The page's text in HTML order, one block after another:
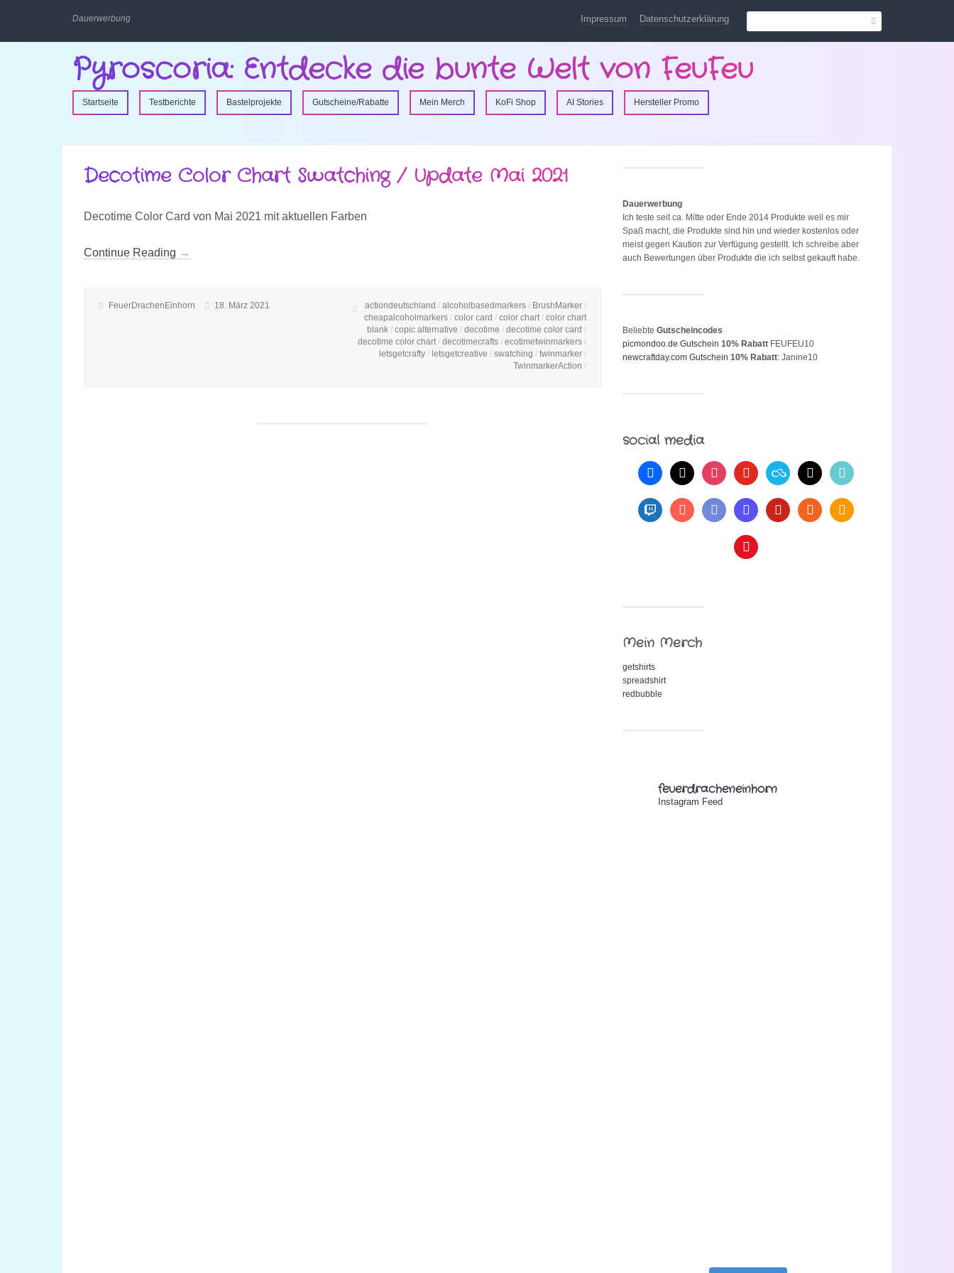
Dauerwerbung Impressum Datenschutzerklärung
Pyroscoria: Entdecke die bunte Welt von FeuFeu
Startseite Testberichte Bastelprojekte Gutscheine/Rabatte Mein Merch KoFi Shop AI Stories Hersteller Promo
Decotime Color Chart Swatching / Update Mai 2021
Decotime Color Card von Mai 2021 mit aktuellen Farben
Continue Reading →
FeuerDrachenEinhorn 18. März 2021 actiondeutschland / alcoholbasedmarkers / BrushMarker /
cheapalcoholmarkers / color card / color chart / color chart
blank / copic alternative / decotime / decotime color card /
decotime color chart / decotimecrafts / ecotimetwinmarkers /
letsgetcrafty / letsgetcreative / swatching / twinmarker /
TwinmarkerAction /
Dauerwerbung
Ich teste seit ca. Mitte oder Ende 2014 Produkte weil es mir
Spaß macht, die Produkte sind hin und wieder kostenlos oder
meist gegen Kaution zur Verfügung gestellt. Ich schreibe aber
auch Bewertungen über Produkte die ich selbst gekauft habe.
Beliebte Gutscheincodes
picmondoo.de Gutschein 10% RabattFEUFEU10
newcraftday.com Gutschein 10% Rabatt: Janine10
social media
Mein Merch
getshirts
spreadshirt
redbubble
feuerdracheneinhorn
Instagram Feed